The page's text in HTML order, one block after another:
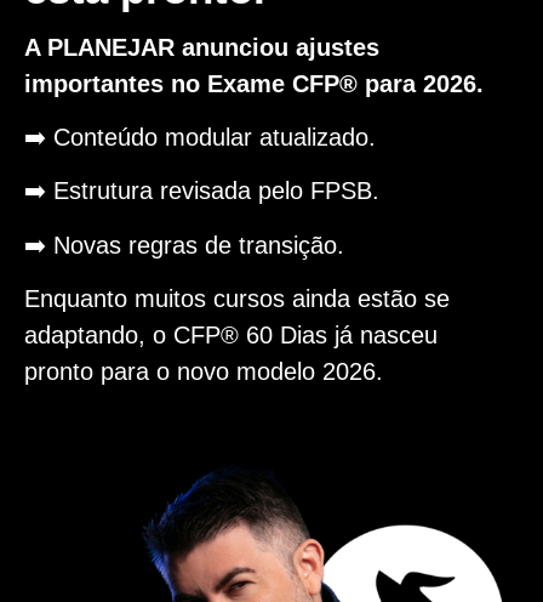
A PLANEJAR anunciou ajustes
importantes no Exame CFP® para 2026.
➡️ Conteúdo modular atualizado.
➡️ Estrutura revisada pelo FPSB.
➡️ Novas regras de transição.
Enquanto muitos cursos ainda estão se
adaptando, o CFP® 60 Dias já nasceu
pronto para o novo modelo 2026.